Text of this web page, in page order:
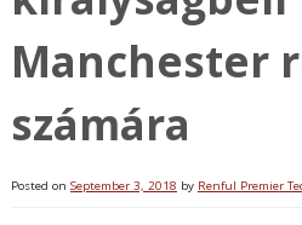
Manchester
számára
Posted on September 3, 2018 by Renful Premier